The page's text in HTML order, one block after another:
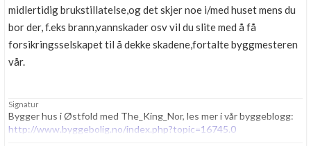
midlertidig brukstillatelse,og det skjer noe i/med huset mens du
bor der, f.eks brann,vannskader osv vil du slite med å få
forsikringsselskapet til å dekke skadene,fortalte byggmesteren
vår.
Signatur
Bygger hus i Østfold med The_King_Nor, les mer i vår byggeblogg:
http://www.byggebolig.no/index.php?topic=16745.0